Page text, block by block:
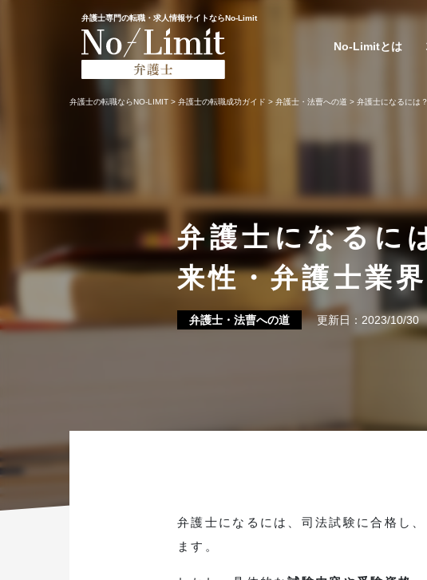
弁護士専門の転職・求人情報サイトならNo-Limit
No-Limitとは
弁護士の転職ならNO-LIMIT > 弁護士の転職成功ガイド > 弁護士・法曹への道 > 弁護士になるには
弁護士になるに
来性・弁護士業
弁護士・法曹への道 更新日： 2023/10/30
弁護士になるには、司法試験に合格し
ます。